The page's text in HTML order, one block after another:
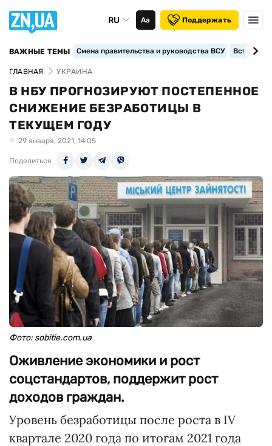
RU Аа Поддержать
ВАЖНЫЕ ТЕМЫ Смена правительства и руководства ВСУ
ГЛАВНАЯ УКРАИНА
В НБУ ПРОГНОЗИРУЮТ ПОСТЕПЕННОЕ
СНИЖЕНИЕ БЕЗРАБОТИЦЫ В
ТЕКУЩЕМ ГОДУ
29 января, 2021, 14:05
Поделиться
Фото: sobitie.com.ua
Оживление экономики и рост
соцстандартов, поддержит рост
доходов граждан.
Уровень безработицы после роста в IV
квартале 2020 года по итогам 2021 года